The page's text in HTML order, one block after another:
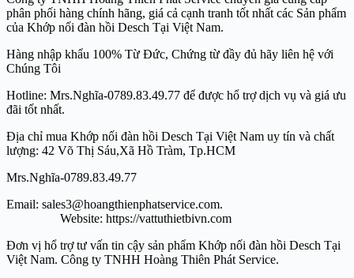
phân phối hàng chính hãng, giá cả cạnh tranh tốt nhất các Sản phẩm
của Khớp nối đàn hồi Desch Tại Việt Nam.
Hàng nhập khẩu 100% Từ Đức, Chứng từ đầy đủ hãy liên hệ với
Chúng Tôi
Hotline: Mrs.Nghĩa-0789.83.49.77 để được hổ trợ dịch vụ và giá ưu
đãi tốt nhất.
Địa chỉ mua Khớp nối đàn hồi Desch Tại Việt Nam uy tín và chất
lượng: 42 Võ Thị Sáu,Xã Hồ Tràm, Tp.HCM
Mrs.Nghĩa-0789.83.49.77
Email: sales3@hoangthienphatservice.com.
Website: https://vattuthietbivn.com
Đơn vị hổ trợ tư vấn tin cậy sản phẩm Khớp nối đàn hồi Desch Tại
Việt Nam. Công ty TNHH Hoàng Thiên Phát Service.